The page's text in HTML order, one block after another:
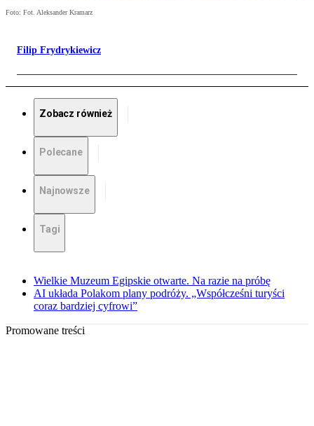
Foto: Fot. Aleksander Kramarz
Filip Frydrykiewicz
Zobacz również
Polecane
Najnowsze
Tagi
Wielkie Muzeum Egipskie otwarte. Na razie na próbę
AI układa Polakom plany podróży. „Współcześni turyści
coraz bardziej cyfrowi”
Promowane treści